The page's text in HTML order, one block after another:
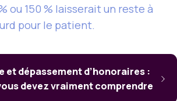
ou 150 % laisserait un reste à
pour le patient.
et dépassement d’honoraires :
devez vraiment comprendre